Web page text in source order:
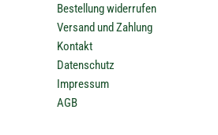
Bestellung widerrufen
Versand und Zahlung
Kontakt
Datenschutz
Impressum
AGB